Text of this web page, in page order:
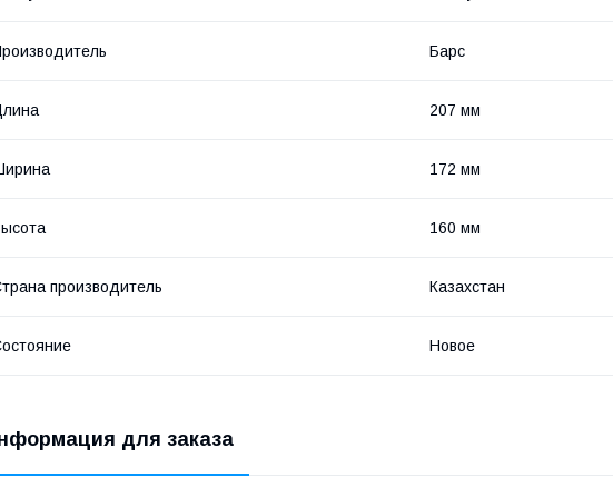
Барс
207 мм
172 мм
160 мм
производитель Казахстан
Новое
для заказа